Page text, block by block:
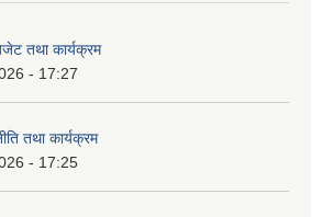
तथा कार्यक्रम
- 17:27
तथा कार्यक्रम
- 17:25